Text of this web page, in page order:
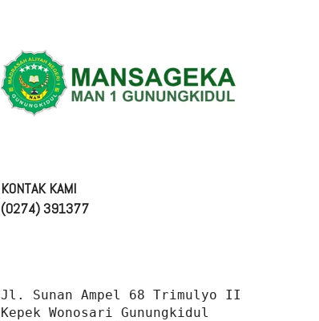
KONTAK KAMI
(0274) 391377
Jl. Sunan Ampel 68 Trimulyo II
Kepek Wonosari Gunungkidul